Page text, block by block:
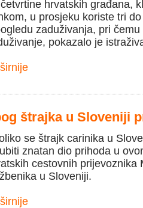
hrvatskih građana,
u prosjeku koriste tri
zaduživanja, pri
pokazalo je
štrajka u Sloveniji
se štrajk carinika u
znatan dio prihoda u
cestovnih
u Sloveniji.